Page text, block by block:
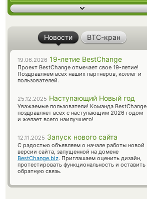
Новости BTC-кран
19.06.2026 19-летие BestChange
Проект BestChange отмечает свое 19-летие!
Поздравляем всех наших партнеров, коллег и
пользователей.
25.12.2025 Наступающий Новый год
Уважаемые пользователи! Команда BestChange
поздравляет всех с наступающим 2026 годом
и желает всего наилучшего!
12.11.2025 Запуск нового сайта
С радостью объявляем о начале работы новой
версии сайта, запущенной на домене
BestChange.biz. Приглашаем оценить дизайн,
протестировать функциональность и оставить
обратную связь.